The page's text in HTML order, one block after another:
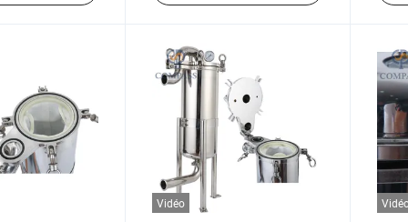
Vidéo